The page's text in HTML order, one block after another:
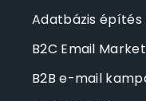
Adatbázis
B2C Email
B2B e-mail